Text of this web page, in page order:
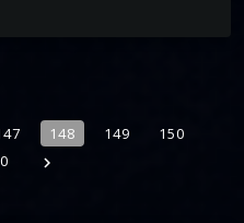
148 149
150
navigate_next